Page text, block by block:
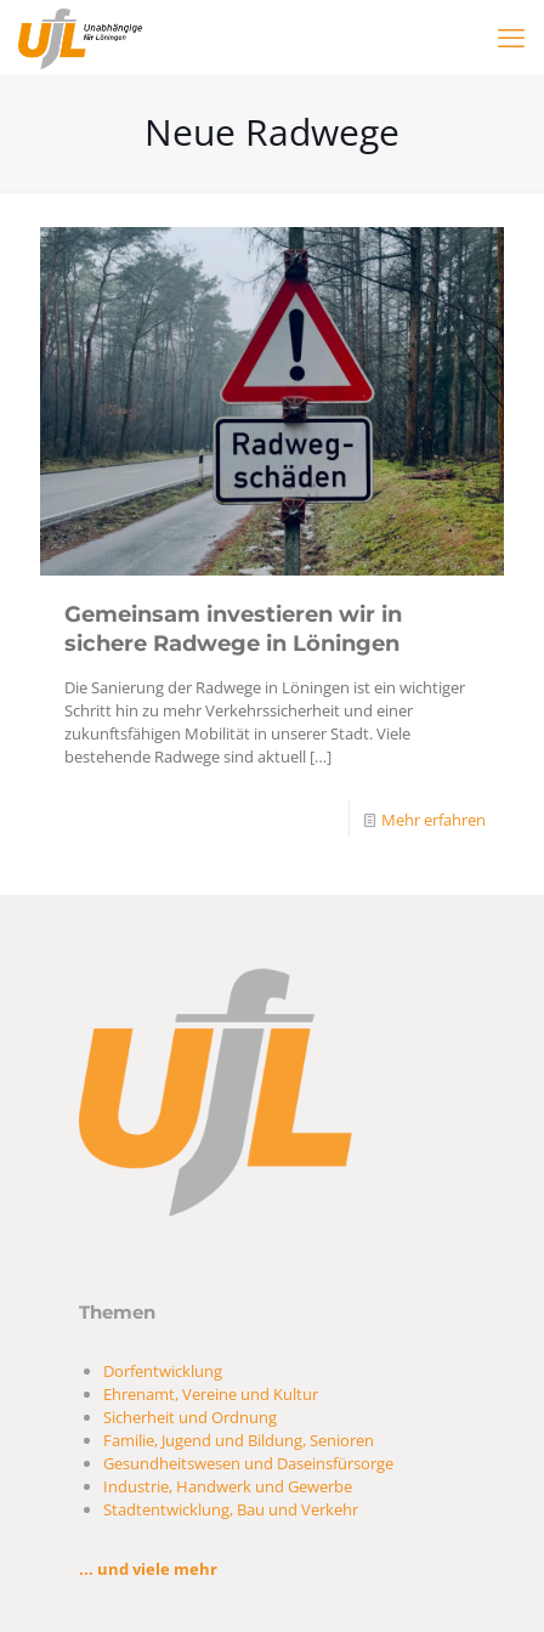
Neue Radwege
Gemeinsam investieren wir in
sichere Radwege in Löningen
Die Sanierung der Radwege in Löningen ist ein wichtiger
Schritt hin zu mehr Verkehrssicherheit und einer
zukunftsfähigen Mobilität in unserer Stadt. Viele
bestehende Radwege sind aktuell […]
Mehr erfahren
Themen
Dorfentwicklung
Ehrenamt, Vereine und Kultur
Sicherheit und Ordnung
Familie, Jugend und Bildung, Senioren
Gesundheitswesen und Daseinsfürsorge
Industrie, Handwerk und Gewerbe
Stadtentwicklung, Bau und Verkehr
... und viele mehr